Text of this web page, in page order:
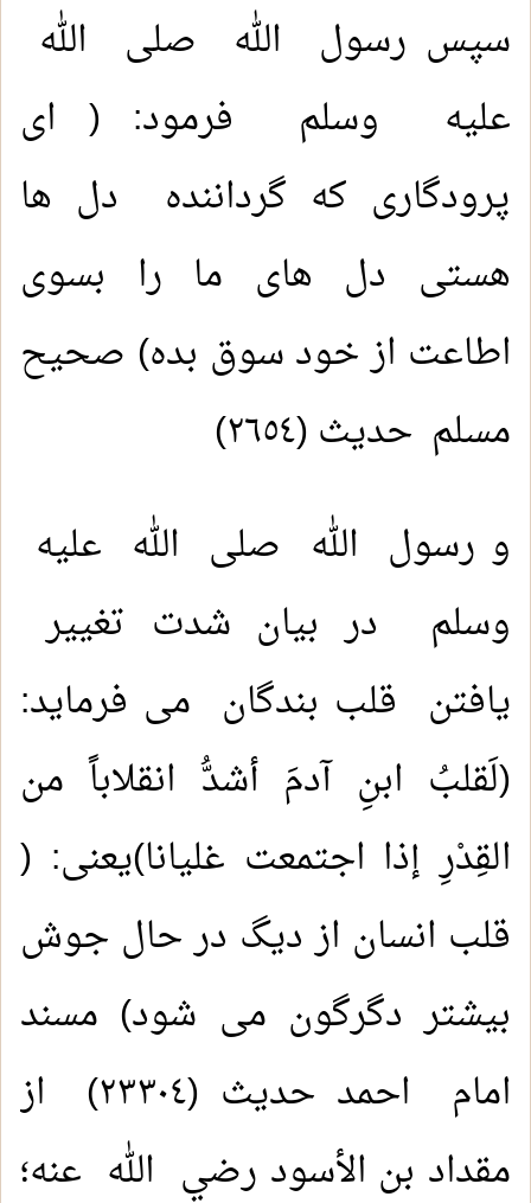
سپس رسول الله صلى الله
عليه وسلم فرمود: ( ای
پرودگاری که گرداننده دل ها
هستی دل های ما را بسوی
اطاعت از خود سوق بده) صحیح
مسلم حدیث (٢٦٥٤)
و رسول الله صلى الله عليه
وسلم در بیان شدت تغییر
یافتن قلب بندگان می فرماید:
(لَقلبُ ابنِ آدمَ أشدُّ انقلاباً من
القِدْرِ إذا اجتمعت غليانا)یعنی: (
قلب انسان از دیگ در حال جوش
بیشتر دگرگون می شود) مسند
امام احمد حدیث (٢٣٣٠٤) از
مقداد بن الأسود رضي الله عنه؛